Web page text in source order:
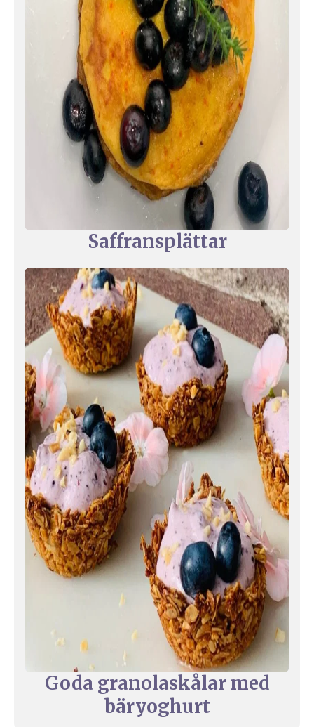
Saffransplättar
Goda granolaskålar med
bäryoghurt